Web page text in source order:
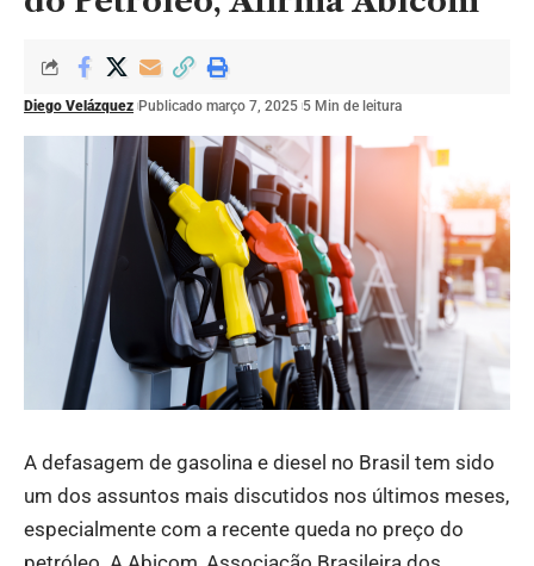
Diego Velázquez Publicado março 7, 2025 5 Min de leitura
A defasagem de gasolina e diesel no Brasil tem sido
um dos assuntos mais discutidos nos últimos meses,
especialmente com a recente queda no preço do